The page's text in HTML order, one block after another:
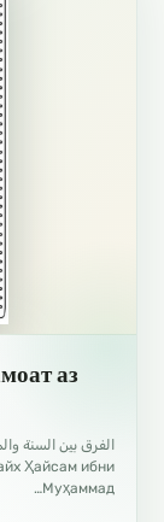
аз
Ҳайсам ибни
Муҳаммад…